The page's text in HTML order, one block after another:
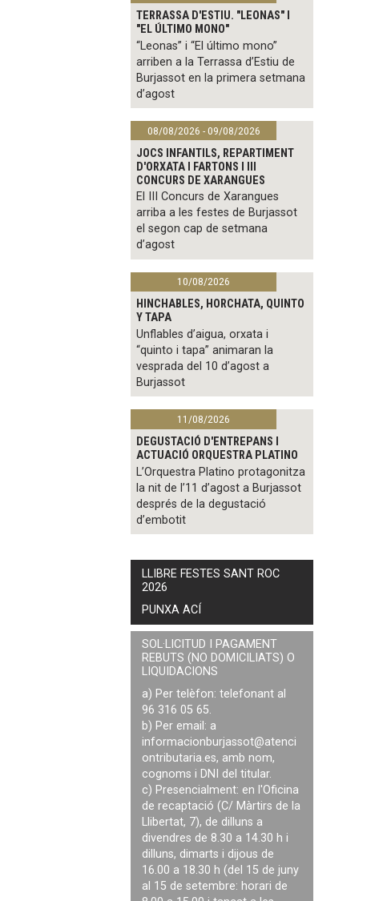
TERRASSA D'ESTIU. "LEONAS" I
"EL ÚLTIMO MONO"
“Leonas” i “El último mono”
arriben a la Terrassa d’Estiu de
Burjassot en la primera setmana
d’agost
08/08/2026 - 09/08/2026
JOCS INFANTILS, REPARTIMENT
D'ORXATA I FARTONS I III
CONCURS DE XARANGUES
El III Concurs de Xarangues
arriba a les festes de Burjassot
el segon cap de setmana
d’agost
10/08/2026
HINCHABLES, HORCHATA, QUINTO
Y TAPA
Unflables d’aigua, orxata i
“quinto i tapa” animaran la
vesprada del 10 d’agost a
Burjassot
11/08/2026
DEGUSTACIÓ D'ENTREPANS I
ACTUACIÓ ORQUESTRA PLATINO
L’Orquestra Platino protagonitza
la nit de l’11 d’agost a Burjassot
després de la degustació
d’embotit
LLIBRE FESTES SANT ROC
2026
PUNXA ACÍ
SOL·LICITUD I PAGAMENT
REBUTS (NO DOMICILIATS) O
LIQUIDACIONS
a) Per telèfon: telefonant al
96 316 05 65.
b) Per email: a
informacionburjassot@atenci
ontributaria.es, amb nom,
cognoms i DNI del titular.
c) Presencialment: en l'Oficina
de recaptació (C/ Màrtirs de la
Llibertat, 7), de dilluns a
divendres de 8.30 a 14.30 h i
dilluns, dimarts i dijous de
16.00 a 18.30 h (del 15 de juny
al 15 de setembre: horari de